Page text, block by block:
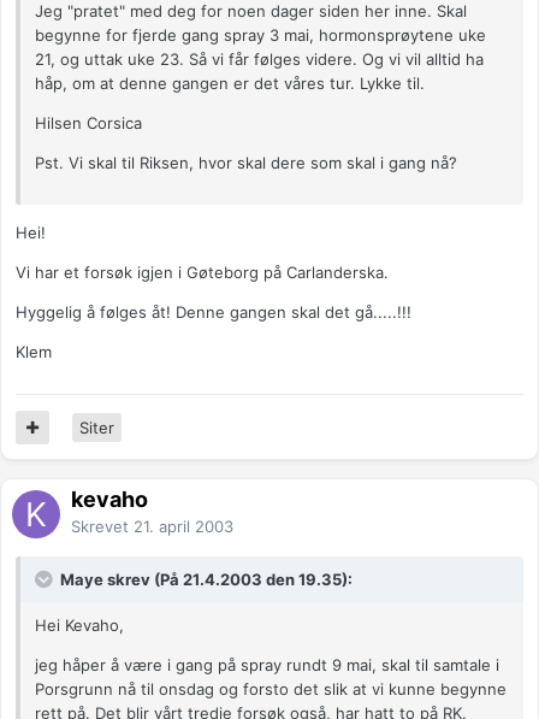
Jeg "pratet" med deg for noen dager siden her inne. Skal
begynne for fjerde gang spray 3 mai, hormonsprøytene uke
21, og uttak uke 23. Så vi får følges videre. Og vi vil alltid ha
håp, om at denne gangen er det våres tur. Lykke til.
Hilsen Corsica
Pst. Vi skal til Riksen, hvor skal dere som skal i gang nå?
Hei!
Vi har et forsøk igjen i Gøteborg på Carlanderska.
Hyggelig å følges åt! Denne gangen skal det gå.....!!!
Klem
Siter
kevaho
Skrevet 21. april 2003
Maye skrev (På 21.4.2003 den 19.35):
Hei Kevaho,
jeg håper å være i gang på spray rundt 9 mai, skal til samtale i
Porsgrunn nå til onsdag og forsto det slik at vi kunne begynne
rett på. Det blir vårt tredje forsøk også, har hatt to på RK.